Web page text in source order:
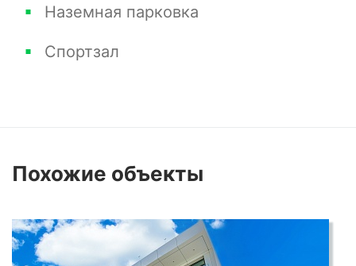
Наземная парковка
Спортзал
Похожие объекты